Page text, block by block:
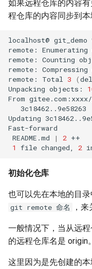
如果远程仓库的内容
程仓库的内容同步到本
localhost@ git_demo
remote:
Enumerating
remote:
Counting
remote:
Compressing
remote:
Total 3 (
Unpacking objects:
From
3c18462..9e58263
Updating
README.md
| 2
1
file changed, 2
初始化仓库
也可以先在本地的目
git remote 命名 ，
一般情况下，当从远
的远程仓库名是 origin。
这里因为是先创建的